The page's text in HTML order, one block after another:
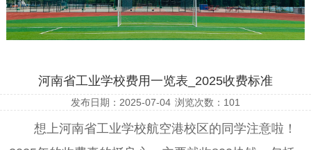
河南省工业学校费用一览表_2025收费标准
发布日期：2025-07-04 浏览次数： 101
想上河南省工业学校航空港校区的同学注意啦！